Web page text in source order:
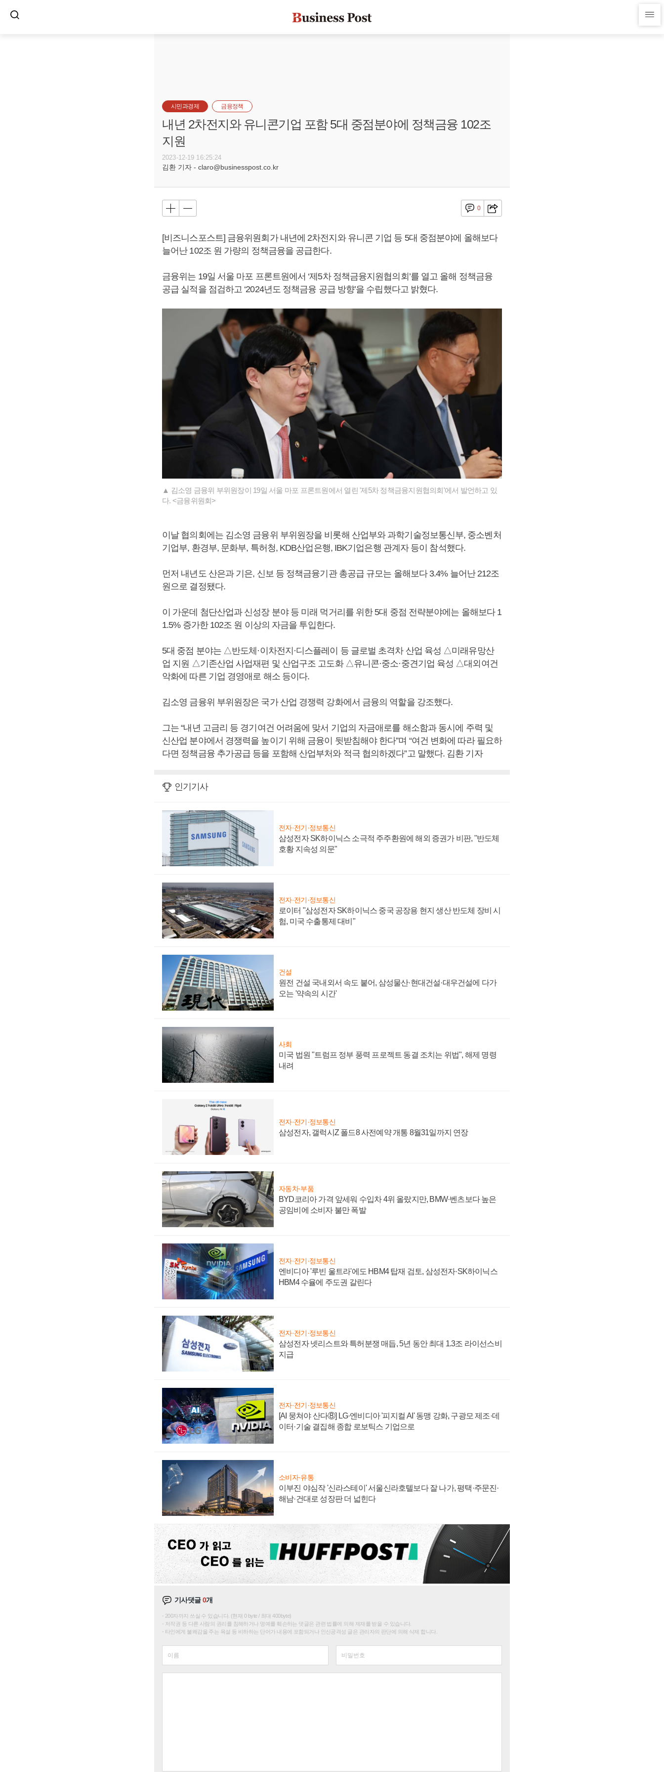
시민과경제 금융정책
내년 2차전지와 유니콘기업 포함 5대 중점분야에 정책금융 102조
지원
2023-12-19 16:25:24
김환 기자 - claro@businesspost.co.kr
0
[비즈니스포스트] 금융위원회가 내년에 2차전지와 유니콘 기업 등 5대 중점분야에 올해보다
늘어난 102조 원 가량의 정책금융을 공급한다.
금융위는 19일 서울 마포 프론트원에서 ‘제5차 정책금융지원협의회’를 열고 올해 정책금융
공급 실적을 점검하고 ‘2024년도 정책금융 공급 방향’을 수립했다고 밝혔다.
▲ 김소영 금융위 부위원장이 19일 서울 마포 프론트원에서 열린 '제5차 정책금융지원협의회'에서 발언하고 있
다. <금융위원회>
이날 협의회에는 김소영 금융위 부위원장을 비롯해 산업부와 과학기술정보통신부, 중소벤처
기업부, 환경부, 문화부, 특허청, KDB산업은행, IBK기업은행 관계자 등이 참석했다.
먼저 내년도 산은과 기은, 신보 등 정책금융기관 총공급 규모는 올해보다 3.4% 늘어난 212조
원으로 결정됐다.
이 가운데 첨단산업과 신성장 분야 등 미래 먹거리를 위한 5대 중점 전략분야에는 올해보다 1
1.5% 증가한 102조 원 이상의 자금을 투입한다.
5대 중점 분야는 △반도체·이차전지·디스플레이 등 글로벌 초격차 산업 육성 △미래유망산
업 지원 △기존산업 사업재편 및 산업구조 고도화 △유니콘·중소·중견기업 육성 △대외여건
악화에 따른 기업 경영애로 해소 등이다.
김소영 금융위 부위원장은 국가 산업 경쟁력 강화에서 금융의 역할을 강조했다.
그는 “내년 고금리 등 경기여건 어려움에 맞서 기업의 자금애로를 해소함과 동시에 주력 및
신산업 분야에서 경쟁력을 높이기 위해 금융이 뒷받침해야 한다”며 “여건 변화에 따라 필요하
다면 정책금융 추가공급 등을 포함해 산업부처와 적극 협의하겠다”고 말했다. 김환 기자
인기기사
전자·전기·정보통신
삼성전자 SK하이닉스 소극적 주주환원에 해외 증권가 비판, "반도체
호황 지속성 의문"
전자·전기·정보통신
로이터 "삼성전자 SK하이닉스 중국 공장용 현지 생산 반도체 장비 시
험, 미국 수출통제 대비"
건설
원전 건설 국내외서 속도 붙어, 삼성물산·현대건설·대우건설에 다가
오는 '약속의 시간'
사회
미국 법원 "트럼프 정부 풍력 프로젝트 동결 조치는 위법", 해제 명령
내려
전자·전기·정보통신
삼성전자, 갤럭시Z 폴드8 사전예약 개통 8월31일까지 연장
자동차·부품
BYD코리아 가격 앞세워 수입차 4위 올랐지만, BMW·벤츠보다 높은
공임비에 소비자 불만 폭발
전자·전기·정보통신
엔비디아 '루빈 울트라'에도 HBM4 탑재 검토, 삼성전자·SK하이닉스
HBM4 수율에 주도권 갈린다
전자·전기·정보통신
삼성전자 넷리스트와 특허분쟁 매듭, 5년 동안 최대 1.3조 라이선스비
지급
전자·전기·정보통신
[AI 뭉쳐야 산다⑧] LG·엔비디아 '피지컬 AI' 동맹 강화, 구광모 제조·데
이터·기술 결집해 종합 로보틱스 기업으로
소비자·유통
이부진 야심작 '신라스테이' 서울신라호텔보다 잘 나가, 평택·주문진·
해남·건대로 성장판 더 넓힌다
기사댓글0개
200자까지 쓰실 수 있습니다. (현재 0 byte / 최대 400byte)
저작권 등 다른 사람의 권리를 침해하거나 명예를 훼손하는 댓글은 관련 법률에 의해 제재를 받을 수 있습니다.
타인에게 불쾌감을 주는 욕설 등 비하하는 단어가 내용에 포함되거나 인신공격성 글은 관리자의 판단에 의해 삭제 합니다.